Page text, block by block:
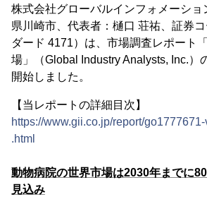
株式会社グローバルインフォメーショ
県川崎市、代表者：樋口 荘祐、証券
ダード 4171）は、市場調査レポート
場」（Global Industry Analysts, Inc.）
開始しました。
【当レポートの詳細目次】
https://www.gii.co.jp/report/
.html
動物病院の世界市場は2030年までに
見込み